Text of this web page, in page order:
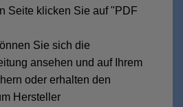
Seite klicken Sie auf "PDF
Sie sich die
ansehen und auf Ihrem
oder erhalten den
Hersteller